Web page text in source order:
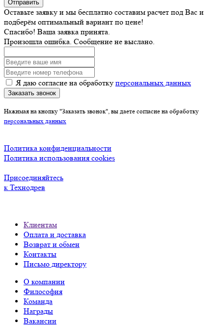
Отправить
Оставьте заявку и мы бесплатно составим расчет под Вас и
подберём оптимальный вариант по цене!
Спасибо! Ваша заявка принята.
Произошла ошибка. Сообщение не выслано.
Я даю согласие на обработку персональных данных
Заказать звонок
Нажимая на кнопку "Заказать звонок", вы даете согласие на обработку
персональных данных
Политика конфиденциальности
Политика использования cookies
Присоединяйтесь
к Технодрев
Клиентам
Оплата и доставка
Возврат и обмен
Контакты
Письмо директору
О компании
Философия
Команда
Награды
Вакансии